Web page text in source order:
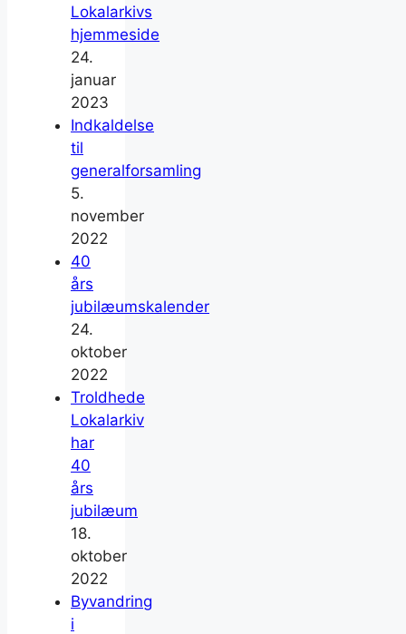
Lokalarkivs
hjemmeside
24.
januar
2023
Indkaldelse
til
generalforsamling
5.
november
2022
40
års
jubilæumskalender
24.
oktober
2022
Troldhede
Lokalarkiv
har
40
års
jubilæum
18.
oktober
2022
Byvandring
i